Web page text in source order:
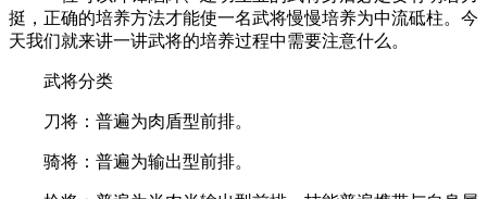
挺，正确的培养方法才能使一名武将慢慢培养为中流砥柱。今
天我们就来讲一讲武将的培养过程中需要注意什么。
武将分类
刀将：普遍为肉盾型前排。
骑将：普遍为输出型前排。